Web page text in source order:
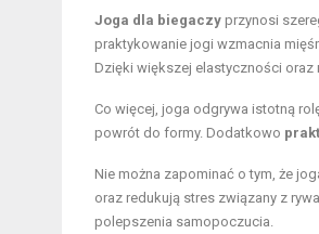
Joga dla biegaczy przynosi
praktykowanie jogi wzmacnia
Dzięki większej elastyczności
Co więcej, joga odgrywa istotną
powrót do formy. Dodatkowo
Nie można zapominać o tym, że
oraz redukują stres związany z
polepszenia samopoczucia.